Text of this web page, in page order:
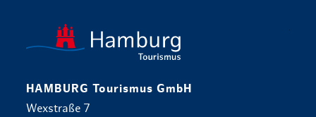
HAMBURG Tourismus GmbH
Wexstraße 7